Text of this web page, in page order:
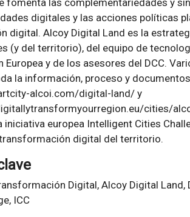
fomenta las complementariedades y
digitales y las acciones políticas
digital. Alcoy Digital Land es la
(y del territorio), del equipo de
Europea y de los asesores del DCC.
la información, proceso y
alcoi.com/digital-land/ y
cities/
iniciativa europea Intelligent Cities
digital del territorio.
Digital, Alcoy Digital Land,
ICC